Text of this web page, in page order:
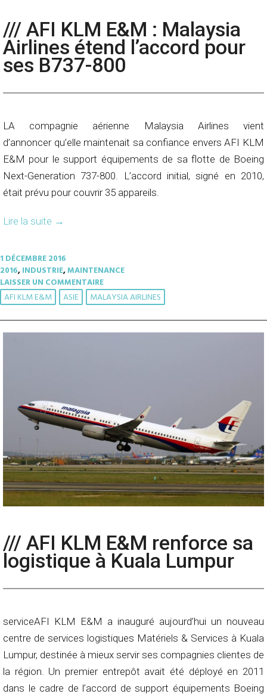
/// AFI KLM E&M : Malaysia
Airlines étend l’accord pour
ses B737-800
LA compagnie aérienne Malaysia Airlines vient
d’annoncer qu’elle maintenait sa confiance envers AFI KLM
E&M pour le support équipements de sa flotte de Boeing
Next-Generation 737-800. L’accord initial, signé en 2010,
était prévu pour couvrir 35 appareils.
Lire la suite →
1 DÉCEMBRE 2016
2016,INDUSTRIE,MAINTENANCE
LAISSER UN COMMENTAIRE
AFI KLM E&M ASIE MALAYSIA AIRLINES
/// AFI KLM E&M renforce sa
logistique à Kuala Lumpur
serviceAFI KLM E&M a inauguré aujourd’hui un nouveau
centre de services logistiques Matériels & Services à Kuala
Lumpur, destinée à mieux servir ses compagnies clientes de
la région. Un premier entrepôt avait été déployé en 2011
dans le cadre de l’accord de support équipements Boeing